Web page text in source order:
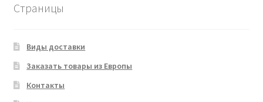
Страницы
Виды доставки
Заказать товары из Европы
Контакты